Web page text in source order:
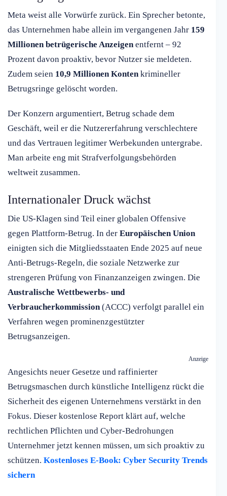
Meta weist alle Vorwürfe zurück. Ein Sprecher betonte,
das Unternehmen habe allein im vergangenen Jahr 159
Millionen betrügerische Anzeigenentfernt – 92
Prozent davon proaktiv, bevor Nutzer sie meldeten.
Zudem seien 10,9 Millionen Kontenkrimineller
Betrugsringe gelöscht worden.
Der Konzern argumentiert, Betrug schade dem
Geschäft, weil er die Nutzererfahrung verschlechtere
und das Vertrauen legitimer Werbekunden untergrabe.
Man arbeite eng mit Strafverfolgungsbehörden
weltweit zusammen.
Internationaler Druck wächst
Die US-Klagen sind Teil einer globalen Offensive
gegen Plattform-Betrug. In der Europäischen Union
einigten sich die Mitgliedsstaaten Ende 2025 auf neue
Anti-Betrugs-Regeln, die soziale Netzwerke zur
strengeren Prüfung von Finanzanzeigen zwingen. Die
Australische Wettbewerbs- und
Verbraucherkommission(ACCC) verfolgt parallel ein
Verfahren wegen prominenzgestützter
Betrugsanzeigen.
Anzeige
Angesichts neuer Gesetze und raffinierter
Betrugsmaschen durch künstliche Intelligenz rückt die
Sicherheit des eigenen Unternehmens verstärkt in den
Fokus. Dieser kostenlose Report klärt auf, welche
rechtlichen Pflichten und Cyber-Bedrohungen
Unternehmer jetzt kennen müssen, um sich proaktiv zu
schützen. Kostenloses E-Book: Cyber Security Trends
sichern